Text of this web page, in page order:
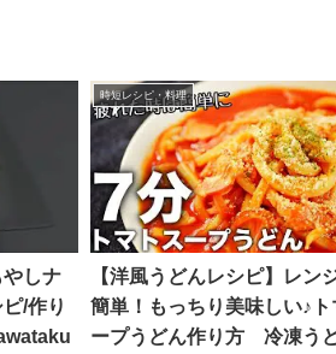
やしナ
/作り
時短レシピ・料理
【洋風うどんレシピ】レン
簡単！もっちり美味しい♪ト
ープうどん作り方 冷凍う